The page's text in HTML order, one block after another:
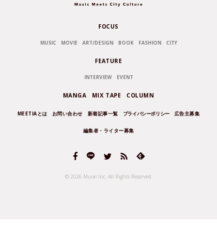
FOCUS
MUSIC MOVIE ART/DESIGN BOOK FASHION CITY
FEATURE
INTERVIEW EVENT
MANGA MIX TAPE COLUMN
MEETIAとは お問い合わせ 新着記事一覧 プライバシーポリシー 広告主募集
編集者・ライター募集
© 2026 Mural Inc. All Rights Reserved.